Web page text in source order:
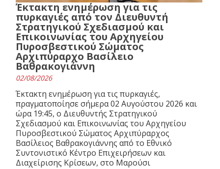
Έκτακτη ενημέρωση για τις
πυρκαγιές από τον Διευθυντή
Στρατηγικού Σχεδιασμού και
Επικοινωνίας του Αρχηγείου
Πυροσβεστικού Σώματος
Αρχιπύραρχο Βασίλειο
Βαθρακογιάννη
02/08/2026
Έκτακτη ενημέρωση για τις πυρκαγιές,
πραγματοποίησε σήμερα 02 Αυγούστου 2026 και
ώρα 19:45, ο Διευθυντής Στρατηγικού
Σχεδιασμού και Επικοινωνίας του Αρχηγείου
Πυροσβεστικού Σώματος Αρχιπύραρχος
Βασίλειος Βαθρακογιάννης από το Εθνικό
Συντονιστικό Κέντρο Επιχειρήσεων και
Διαχείρισης Κρίσεων, στο Μαρούσι